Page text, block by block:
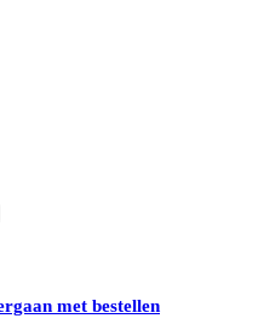
met bestellen